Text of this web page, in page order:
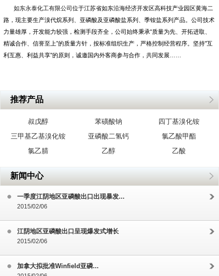
如东永泰化工有限公司 位于江苏省如东沿海经济开发区高科技产业园区黄海二
路，现主要生产溴代烷系列、亚磷酸及亚磷酸盐系列、季铵盐系列产品。公司技术
力量雄厚，开发能力较强，检测手段齐全，公司始终秉承“质量为先、开拓进取、
精诚合作、信誉至上”的质量方针，按标准组织生产，严格控制经营程序。坚持"互
利互惠、利益共享"的原则，诚邀国内外客商参与合作，共同发展……
推荐产品
叔戊醇 苯磺酸钠
四丁基溴化铵
三甲基乙基溴化铵
亚磷酸二氢钙
氯乙酸甲酯
氯乙腈
乙醇 乙酸
新闻中心
一季度江阴地区亚磷酸出口出现暴发...
2015/02/06
江阴地区亚磷酸出口呈现爆发式增长
2015/02/06
加拿大拟批准Winfield亚磷...